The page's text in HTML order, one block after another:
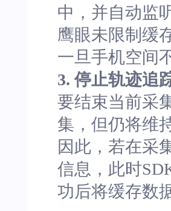
中，并自动监
鹰眼未限制缓
一旦手机空间
3. 停止轨迹追
要结束当前采
集，但仍将维
因此，若在采
信息，此时
功后将缓存数